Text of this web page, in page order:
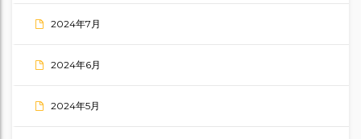
2024年7月
2024年6月
2024年5月